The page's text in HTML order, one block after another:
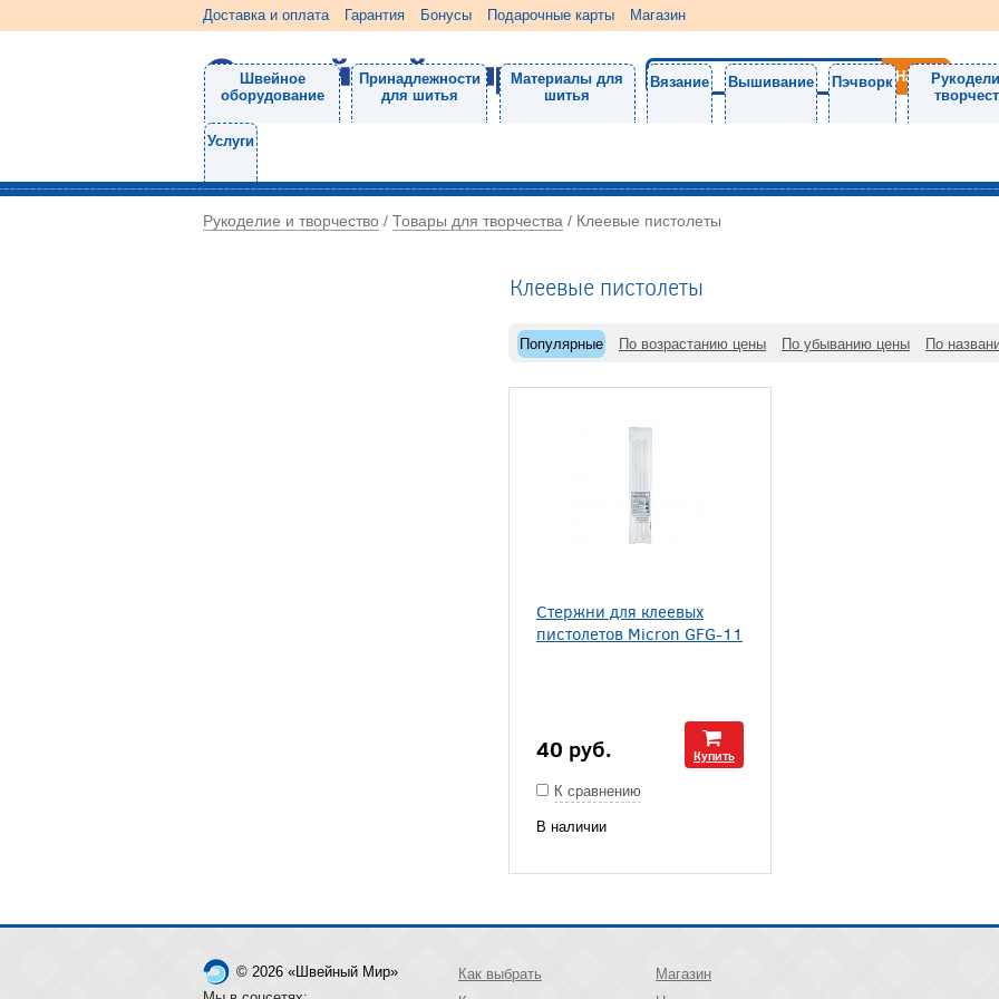
Доставка и оплата Гарантия Бонусы Подарочные карты Магазин
Швейное
оборудование
Принадлежности
для шитья
Материалы для
шитья
Вязание Вышивание Пэчворк
Услуги
Рукоделие и творчество / Товары для творчества / Клеевые пистолеты
Клеевые пистолеты
Популярные По возрастанию цены По убыванию цены По
Стержни для клеевых
пистолетов Micron GFG-11
40 руб. Купить
К сравнению
В наличии
© 2026 «Швейный Мир»
Как выбрать
Магазин